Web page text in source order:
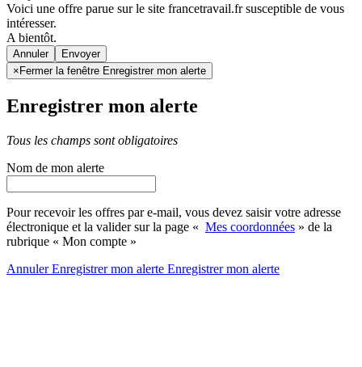
Voici une offre parue sur le site francetravail.fr susceptible de vous
intéresser.
A bientôt.
Annuler
× Fermer la fenêtre Enregistrer mon alerte
Enregistrer mon alerte
Tous les champs sont obligatoires
Nom de mon alerte
Pour recevoir les offres par e-mail, vous devez saisir votre adresse
électronique et la valider sur la page « Mes coordonnées » de la
rubrique « Mon compte »
AnnulerEnregistrer mon alerte Enregistrermon alerte